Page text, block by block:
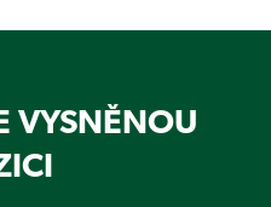
VYSNĚNOU